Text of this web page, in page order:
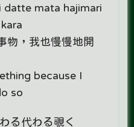
datte mata hajimari
物，我也慢慢地開
because I
so
る代わる覗く